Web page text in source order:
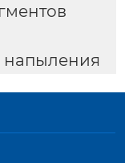
напыления